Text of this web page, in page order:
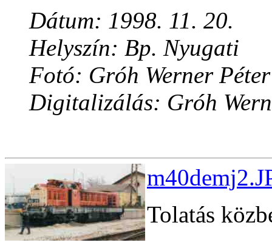
Dátum: 1998. 11. 20.
Helyszín: Bp. Nyugati
Fotó: Gróh Werner Péter
Digitalizálás: Gróh
Tolatás